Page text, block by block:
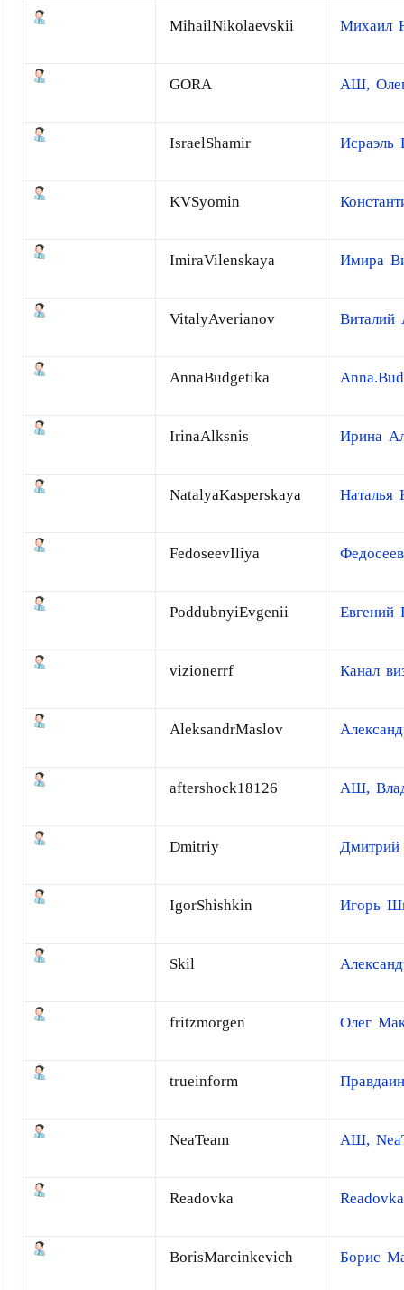
MihailNikolaevskii Михаил
GORA АШ,
IsraelShamir
KVSyomin
ImiraVilenskaya Имира
VitalyAverianov Виталий
AnnaBudgetika
IrinaAlksnis Ирина
NatalyaKasperskaya Наталья
FedoseevIliya
PoddubnyiEvgenii Евгений
vizionerrf Канал
AleksandrMaslov
aftershock18126 АШ,
Dmitriy Дмитрий
IgorShishkin Игорь
Skil
fritzmorgen Олег
trueinform
NeaTeam АШ,
Readovka Readovka
BorisMarcinkevich Борис